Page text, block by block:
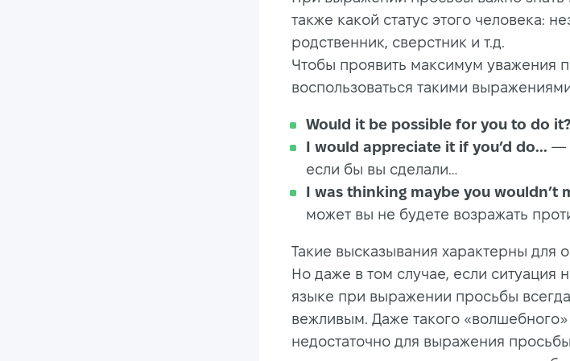
также какой статус этого человека:
родственник, сверстник и т.д.
Чтобы проявить максимум уважения
воспользоваться такими
Would it be possible for you to do it?
I would appreciate it if you’d do... —
если бы вы сделали…
I was thinking maybe you wouldn’t
может вы не будете возражать
Такие высказывания характерны для
Но даже в том случае, если ситуация
языке при выражении просьбы
вежливым. Даже такого «волшебного»
недостаточно для выражения